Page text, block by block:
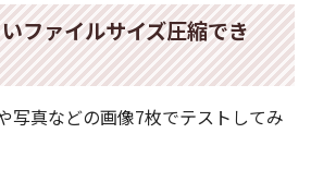
ファイルサイズ圧縮でき
写真などの画像7枚でテストしてみ